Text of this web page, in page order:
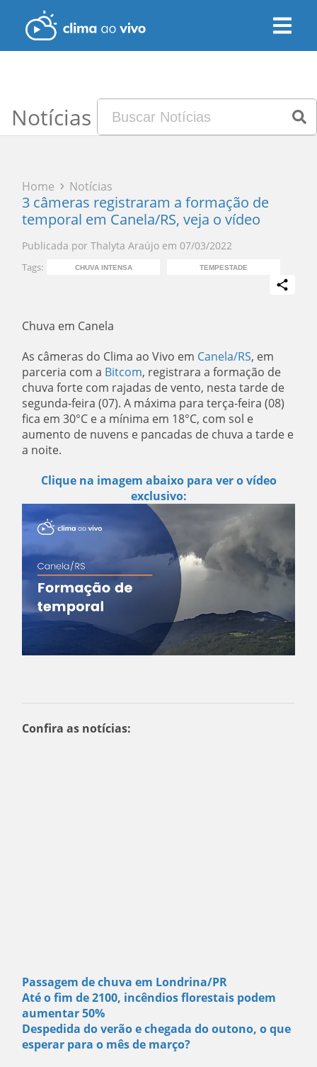
Notícias
Home Notícias
3 câmeras registraram a formação de
temporal em Canela/RS, veja o vídeo
Publicada por Thalyta Araújo em 07/03/2022
Tags: CHUVA INTENSA TEMPESTADE
Chuva em Canela
As câmeras do Clima ao Vivo em Canela/RS, em
parceria com a Bitcom, registrara a formação de
chuva forte com rajadas de vento, nesta tarde de
segunda-feira (07). A máxima para terça-feira (08)
fica em 30°C e a mínima em 18°C, com sol e
aumento de nuvens e pancadas de chuva a tarde e
a noite.
Clique na imagem abaixo para ver o vídeo
exclusivo:
Confira as notícias:
Passagem de chuva em Londrina/PR
Até o fim de 2100, incêndios florestais podem
aumentar 50%
Despedida do verão e chegada do outono, o que
esperar para o mês de março?